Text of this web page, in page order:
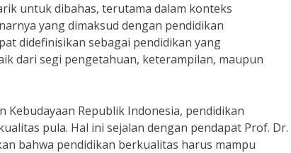
untuk dibahas, terutama dalam konteks
yang dimaksud dengan pendidikan
didefinisikan sebagai pendidikan yang
dari segi pengetahuan, keterampilan, maupun
Kebudayaan Republik Indonesia, pendidikan
pula. Hal ini sejalan dengan pendapat Prof. Dr.
bahwa pendidikan berkualitas harus mampu